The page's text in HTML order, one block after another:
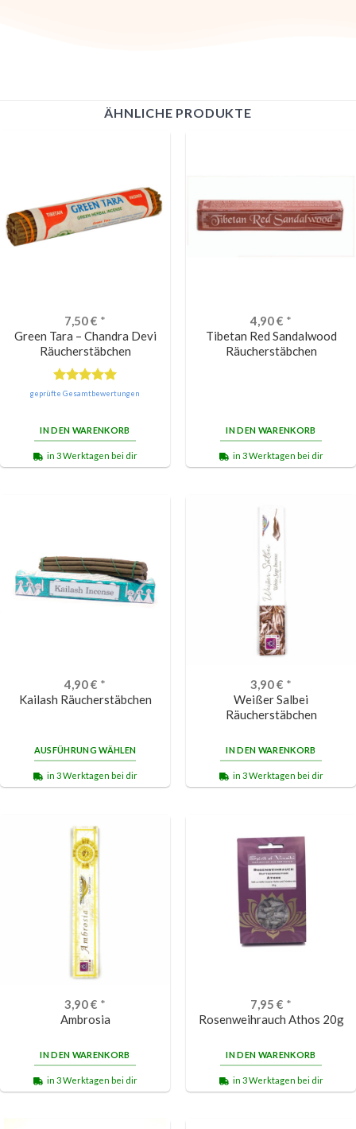
ÄHNLICHE PRODUKTE
7,50€ *
Green Tara – Chandra Devi
Räucherstäbchen
Bewertet
geprüfte Gesamtbewertungen
IN DEN WARENKORB
in 3 Werktagen bei dir
4,90€ *
Tibetan Red Sandalwood
Räucherstäbchen
IN DEN WARENKORB
in 3 Werktagen bei dir
4,90€ *
Kailash Räucherstäbchen
AUSFÜHRUNG WÄHLEN
in 3 Werktagen bei dir
3,90€ *
Weißer Salbei
Räucherstäbchen
IN DEN WARENKORB
in 3 Werktagen bei dir
3,90€ *
Ambrosia
IN DEN WARENKORB
in 3 Werktagen bei dir
7,95 € *
Rosenweihrauch Athos 20g
IN DEN WARENKORB
in 3 Werktagen bei dir